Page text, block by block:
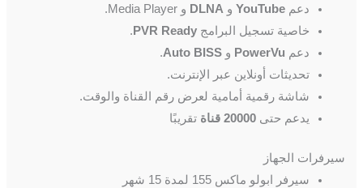
دعمYouTube و DLNA و Media Player.
خاصية تسجيل البرامجPVR Ready
.
دعم PowerVu وAuto BISS
.
تحديثات أونلاين عبر الإنترنت.
شاشة رقمية أمامية لعرض رقم القناة والوقت.
يدعم حتى20000 قناة تقريبًا
سيرفرات الجهاز
سيرفر ابولو ماكس 155 لمدة 15 شهر